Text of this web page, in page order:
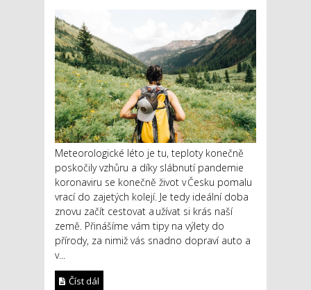
Meteorologické léto je tu, teploty konečně
poskočily vzhůru a díky slábnutí pandemie
koronaviru se konečně život v Česku pomalu
vrací do zajetých kolejí. Je tedy ideální doba
znovu začít cestovat a užívat si krás naší
země. Přinášíme vám tipy na výlety do
přírody, za nimiž vás snadno dopraví auto a
v...
Číst dál